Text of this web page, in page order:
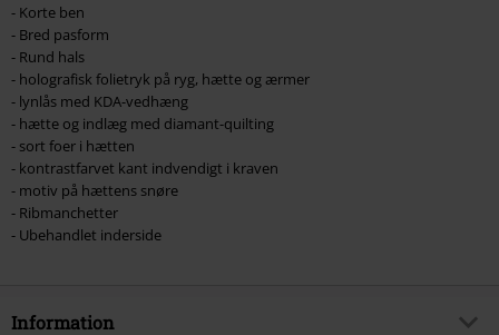
- Korte ben
- Bred pasform
- Rund hals
- holografisk folietryk på ryg, hætte og ærmer
- lynlås med KDA-vedhæng
- hætte og indlæg med diamant-quilting
- sort foer i hætten
- kontrastfarvet kant indvendigt i kraven
- motiv på hættens snøre
- Ribmanchetter
- Ubehandlet inderside
Information